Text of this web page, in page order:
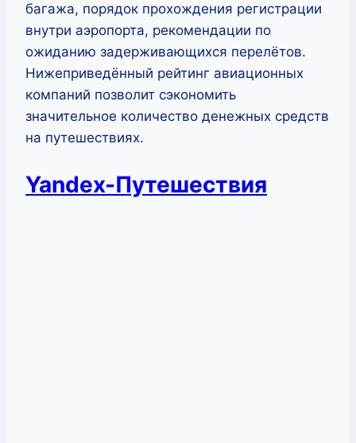
багажа, порядок прохождения регистрации
внутри аэропорта, рекомендации по
ожиданию задерживающихся перелётов.
Нижеприведённый рейтинг авиационных
компаний позволит сэкономить
значительное количество денежных средств
на путешествиях.
Yandex-Путешествия